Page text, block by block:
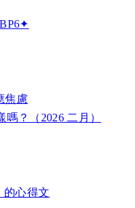
焦慮
？（2026 二月）
的心得文